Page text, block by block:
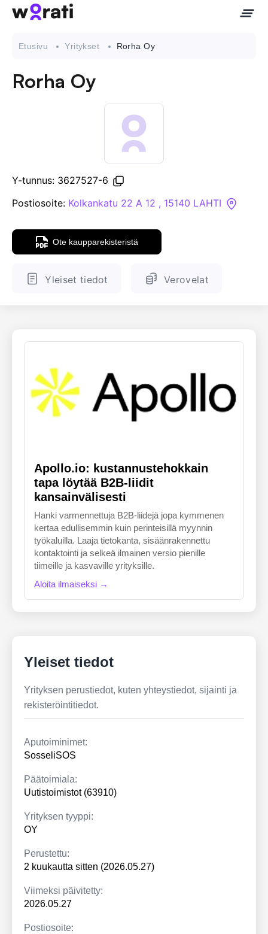
API
Pakotehaku
Etusivu Yritykset Rorha Oy
Rorha Oy
Y-tunnus: 3627527-6
Postiosoite: Kolkankatu 22 A 12 , 15140 LAHTI
Ote kaupparekisteristä
Yleiset tiedot Verovelat
Apollo.io: kustannustehokkain
tapa löytää B2B-liidit
kansainvälisesti
Hanki varmennettuja B2B-liidejä jopa kymmenen
kertaa edullisemmin kuin perinteisillä myynnin
työkaluilla. Laaja tietokanta, sisäänrakennettu
kontaktointi ja selkeä ilmainen versio pienille
tiimeille ja kasvaville yrityksille.
Aloita ilmaiseksi →
Yleiset tiedot
Yrityksen perustiedot, kuten yhteystiedot, sijainti ja
rekisteröintitiedot.
Aputoiminimet:
SosseliSOS
Päätoimiala:
Uutistoimistot (63910)
Yrityksen tyyppi:
OY
Perustettu:
2 kuukautta sitten (2026.05.27)
Viimeksi päivitetty:
2026.05.27
Postiosoite: